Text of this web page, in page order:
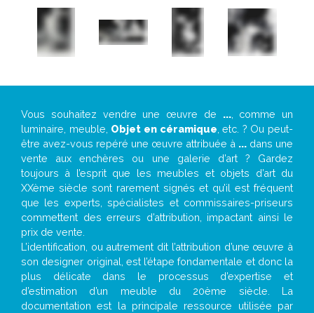
Vous souhaitez vendre une œuvre de ..., comme un
luminaire, meuble, Objet en céramique , etc. ? Ou peut-
être avez-vous repéré une œuvre attribuée à ... dans une
vente aux enchères ou une galerie d’art ? Gardez
toujours à l’esprit que les meubles et objets d’art du
XXème siècle sont rarement signés et qu’il est fréquent
que les experts, spécialistes et commissaires-priseurs
commettent des erreurs d’attribution, impactant ainsi le
prix de vente.
L’identification, ou autrement dit l’attribution d’une œuvre à
son designer original, est l’étape fondamentale et donc la
plus délicate dans le processus d’expertise et
d’estimation d’un meuble du 20ème siècle. La
documentation est la principale ressource utilisée par